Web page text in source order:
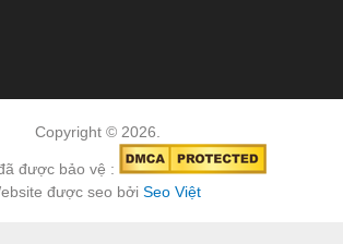
Copyright © 2026.
được bảo vệ :
được seo bởi Seo Việt